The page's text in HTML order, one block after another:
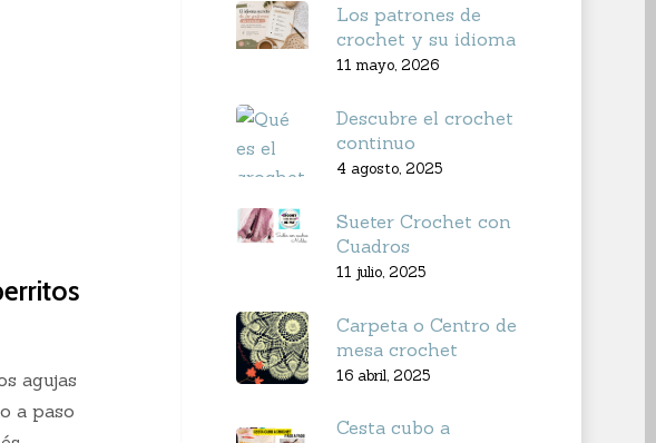
agujas
a paso
Los patrones de
crochet y su idioma
11 mayo, 2026
Descubre el crochet
continuo
4 agosto, 2025
Sueter Crochet con
Cuadros
11 julio, 2025
Carpeta o Centro de
mesa crochet
16 abril, 2025
Cesta cubo a